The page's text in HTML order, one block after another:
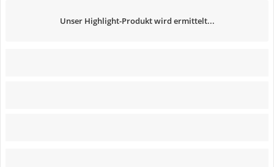
Unser Highlight-Produkt wird ermittelt...